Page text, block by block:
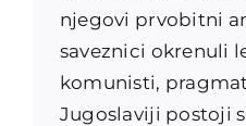
njegovi prvobitni
saveznici okrenuli
komunisti,
Jugoslaviji postoji